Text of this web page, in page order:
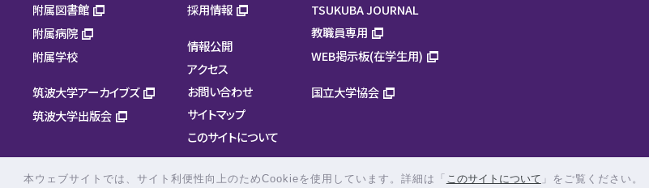
本ウェブサイトでは、サイト利便性向上のためCookieを使用しています。詳細は「 このサイトについて 」をご覧ください。
附属図書館
附属病院
附属学校
筑波大学アーカイブズ
筑波大学出版会
採用情報
情報公開
アクセス
お問い合わせ
サイトマップ
このサイトについて
TSUKUBA JOURNAL
教職員専用
WEB掲示板(在学生用)
国立大学協会